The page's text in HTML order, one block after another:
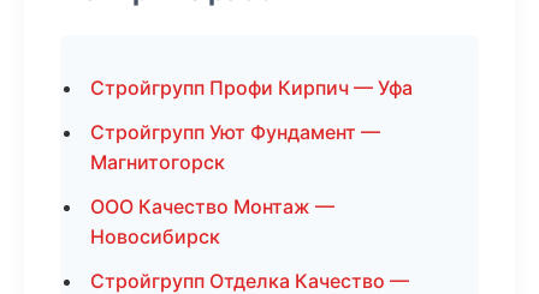
Стройгрупп Профи Кирпич — Уфа
Стройгрупп Уют Фундамент —
Магнитогорск
ООО Качество Монтаж —
Новосибирск
Стройгрупп Отделка Качество —